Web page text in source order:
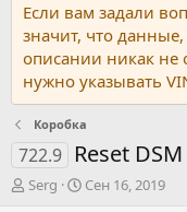
Если вам задали
значит, что
описании никак не
нужно указывать
Коробка
722.9 Reset DSM
А
Serg
Д
Сен 16, 2019